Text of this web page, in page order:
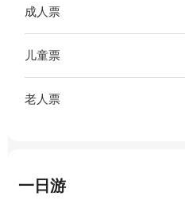
成人票
儿童票
老人票
一日游